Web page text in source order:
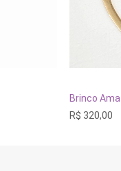
Brinco
R$ 320,00